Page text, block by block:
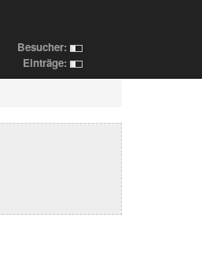
Besucher:
Einträge: